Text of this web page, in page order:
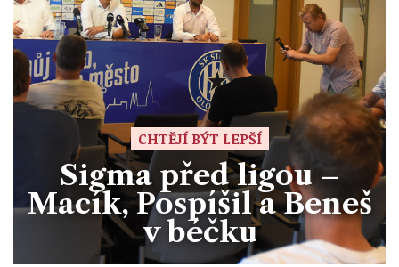
CHTĚJÍ BÝT LEPŠÍ
Sigma před ligou –
Macík, Pospíšil a Beneš
v béčku